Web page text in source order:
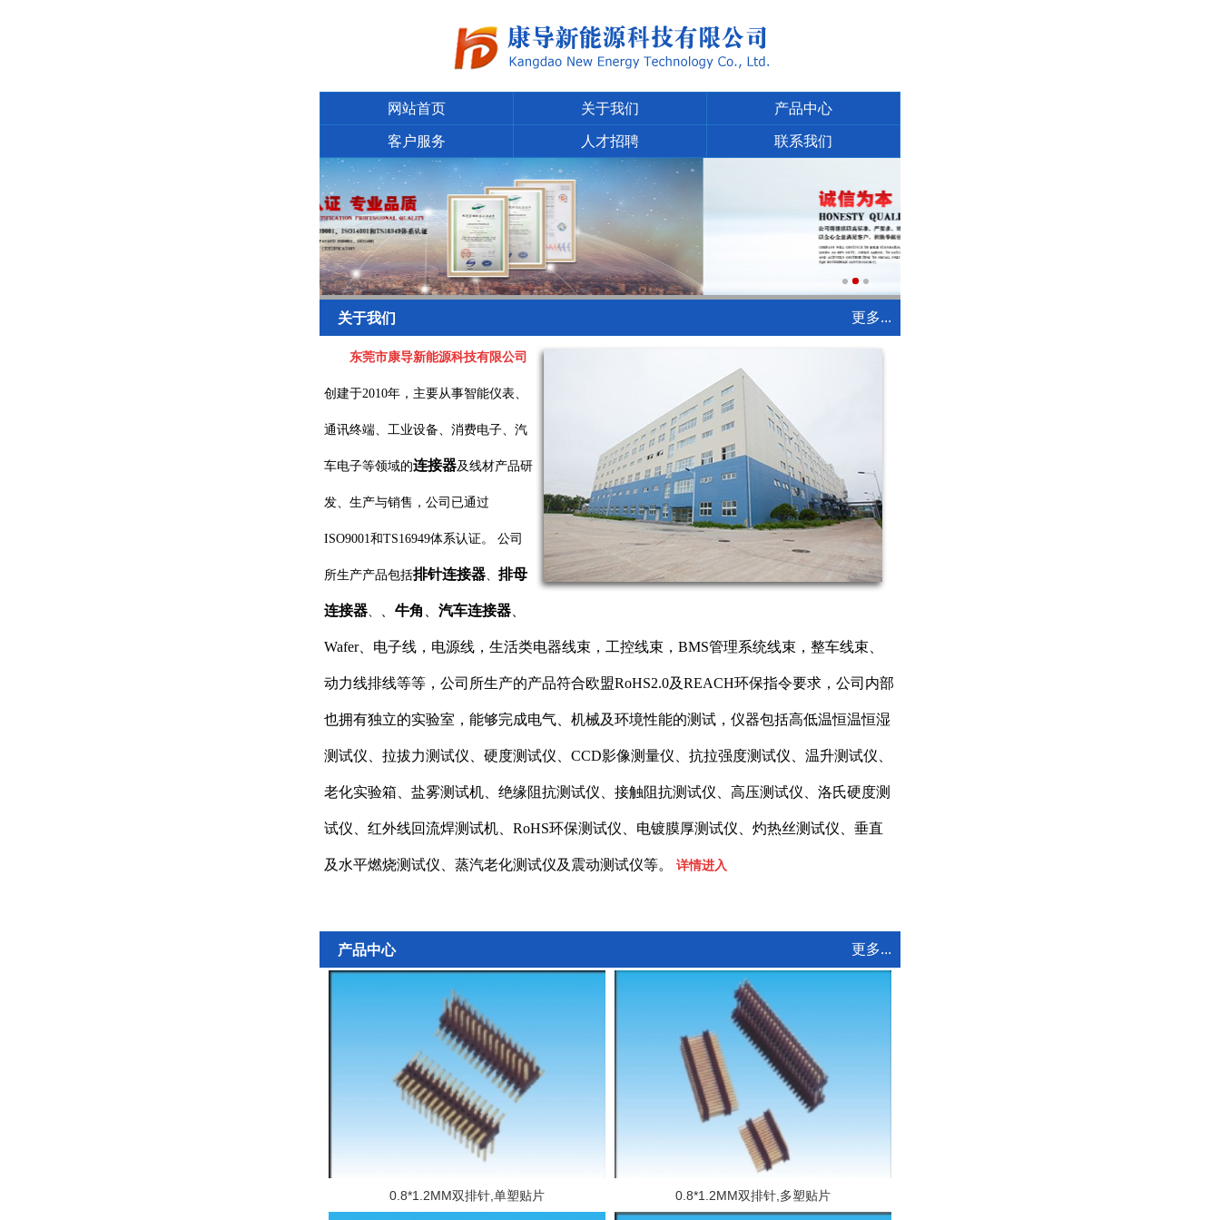
网站首页 关于我们 产品中心
客户服务 人才招聘 联系我们
关于我们 更多...
东莞市康导新能源科技有限公司
创建于2010年，主要从事智能仪表、
通讯终端、工业设备、消费电子、汽
车电子等领域的连接器及线材产品研
发、生产与销售，公司已通过
ISO9001和TS16949体系认证。 公司
所生产产品包括排针连接器、 排母
连接器、 牛角 汽车连接器
Wafer、电子线，电源线，生活类电器线束，工控线束，BMS管理系统线束，整车线束、
动力线排线等等，公司所生产的产品符合欧盟RoHS2.0及REACH环保指令要求，公司内部
也拥有独立的实验室，能够完成电气、机械及环境性能的测试，仪器包括高低温恒温恒湿
测试仪、拉拔力测试仪、硬度测试仪、CCD影像测量仪、抗拉强度测试仪、温升测试仪、
老化实验箱、盐雾测试机、绝缘阻抗测试仪、接触阻抗测试仪、高压测试仪、洛氏硬度测
试仪、红外线回流焊测试机、RoHS环保测试仪、电镀膜厚测试仪、灼热丝测试仪、垂直
及水平燃烧测试仪、蒸汽老化测试仪及震动测试仪等。 详情进入
产品中心 更多...
0.8*1.2MM双排针,单塑贴片 0.8*1.2MM双排针,多塑贴片